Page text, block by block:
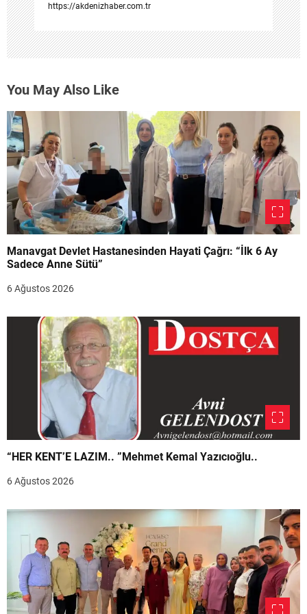
https://akdenizhaber.com.tr
You May Also Like
Manavgat Devlet Hastanesinden Hayati Çağrı: “İlk 6 Ay
Sadece Anne Sütü”
6 Ağustos 2026
“HER KENT’E LAZIM.. ”Mehmet Kemal Yazıcıoğlu..
6 Ağustos 2026